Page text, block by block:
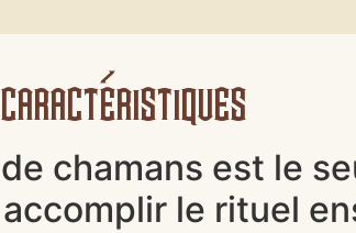
chamans est le
le rituel